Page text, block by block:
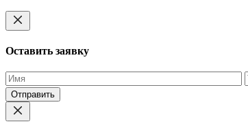
Оставить заявку
Оставьте
это
поле